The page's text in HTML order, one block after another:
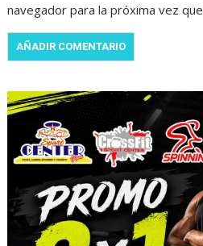
navegador para la próxima vez